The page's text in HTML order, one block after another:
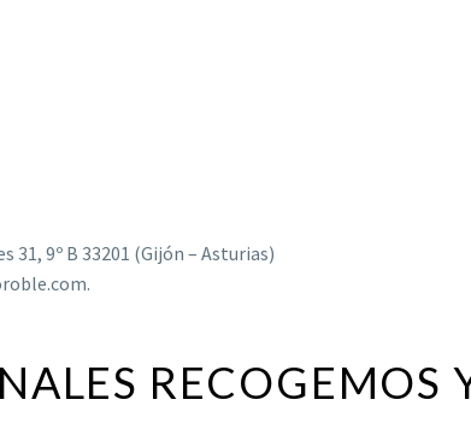
31, 9º B 33201 (Gijón – Asturias)
RECOGEMOS